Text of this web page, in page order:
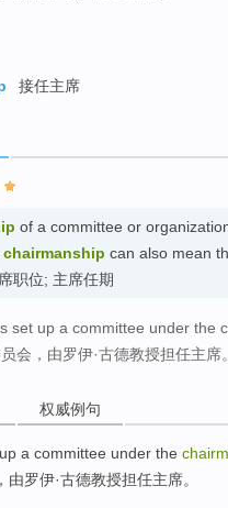
接任主席
of a committee or
chairmanship can also mean
职位; 主席任期
set up a committee under the
会，由罗伊·古德教授担任主席。
权威例句
a committee under the
，由罗伊·古德教授担任主席。